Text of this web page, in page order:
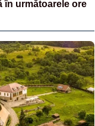
în următoarele ore